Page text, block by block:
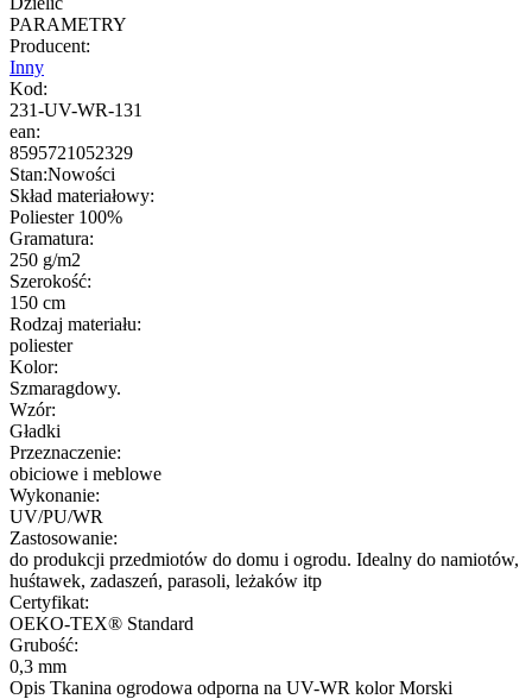
PARAMETRY
Producent:
Inny
Kod:
231-UV-WR-131
ean:
8595721052329
Stan:Nowości
Skład materiałowy:
Poliester 100%
Gramatura:
250 g/m2
Szerokość:
150 cm
Rodzaj materiału:
poliester
Kolor:
Szmaragdowy.
Wzór:
Gładki
Przeznaczenie:
obiciowe i meblowe
Wykonanie:
UV/PU/WR
Zastosowanie:
do produkcji przedmiotów do domu i ogrodu. Idealny do namiotów,
huśtawek, zadaszeń, parasoli, leżaków itp
Certyfikat:
OEKO-TEX® Standard
Grubość:
0,3 mm
Opis Tkanina ogrodowa odporna na UV-WR kolor Morski